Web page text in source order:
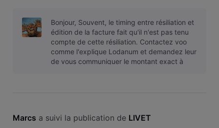
Bonjour, Souvent, le timing entre résiliation et
édition de la facture fait qu'il n'est pas tenu
compte de cette résiliation. Contactez voo
comme l'explique Lodanum et demandez leur
de vous communiquer le montant exact à
Marcs a suivi la publication de LIVET